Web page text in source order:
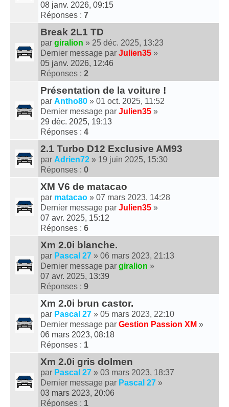
08 janv. 2026, 09:15
Réponses : 7
Break 2L1 TD
par giralion » 25 déc. 2025, 13:23
Dernier message par Julien35 »
05 janv. 2026, 12:46
Réponses : 2
Présentation de la voiture !
par Antho80 » 01 oct. 2025, 11:52
Dernier message par Julien35 »
29 déc. 2025, 19:13
Réponses : 4
2.1 Turbo D12 Exclusive AM93
par Adrien72 » 19 juin 2025, 15:30
Réponses : 0
XM V6 de matacao
par matacao » 07 mars 2023, 14:28
Dernier message par Julien35 »
07 avr. 2025, 15:12
Réponses : 6
Xm 2.0i blanche.
par Pascal 27 » 06 mars 2023, 21:13
Dernier message par giralion »
07 avr. 2025, 13:39
Réponses : 9
Xm 2.0i brun castor.
par Pascal 27 » 05 mars 2023, 22:10
Dernier message par Gestion Passion XM »
06 mars 2023, 08:18
Réponses : 1
Xm 2.0i gris dolmen
par Pascal 27 » 03 mars 2023, 18:37
Dernier message par Pascal 27 »
03 mars 2023, 20:06
Réponses : 1